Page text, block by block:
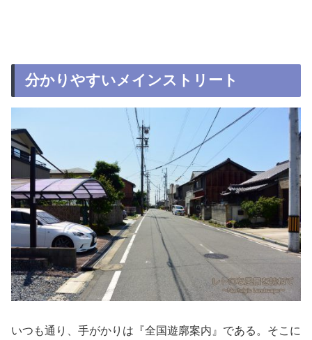
分かりやすいメインストリート
いつも通り、手がかりは『全国遊廓案内』である。そこに